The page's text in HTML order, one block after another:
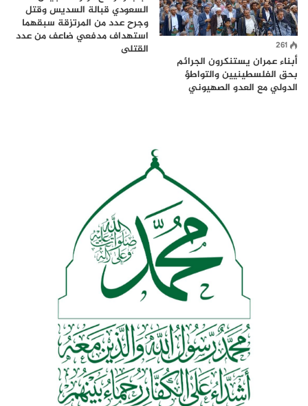
261
أبناء عمران يستنكرون الجرائم
بحق الفلسطينيين والتواطؤ
الدولي مع العدو الصهيوني
السعودي قبالة السديس وقتل
وجرح عدد من المرتزقة سبقهما
استهداف مدفعي ضاعف من عدد
القتلى